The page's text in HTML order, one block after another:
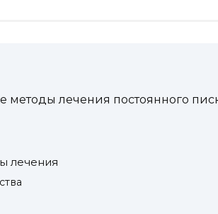
лечения постоянного
лечения